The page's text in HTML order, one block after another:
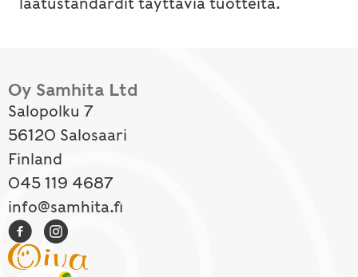
laatustandardit täyttäviä tuotteita.
Oy Samhita Ltd
Salopolku 7
56120 Salosaari
Finland
045 119 4687
info@samhita.fi